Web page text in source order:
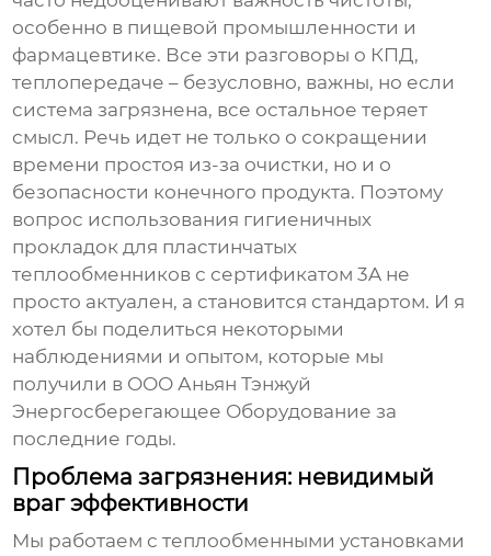
особенно в пищевой промышленности и
фармацевтике. Все эти разговоры о КПД,
теплопередаче – безусловно, важны, но если
система загрязнена, все остальное теряет
смысл. Речь идет не только о сокращении
времени простоя из-за очистки, но и о
безопасности конечного продукта. Поэтому
вопрос использования гигиеничных
прокладок для пластинчатых
теплообменников с сертификатом 3A не
просто актуален, а становится стандартом. И я
хотел бы поделиться некоторыми
наблюдениями и опытом, которые мы
получили в ООО Аньян Тэнжуй
Энергосберегающее Оборудование за
последние годы.
Проблема загрязнения: невидимый
враг эффективности
Мы работаем с теплообменными установками